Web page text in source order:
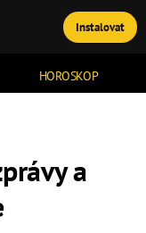
HOROSKOP
TÉMATA
a
Instalovat